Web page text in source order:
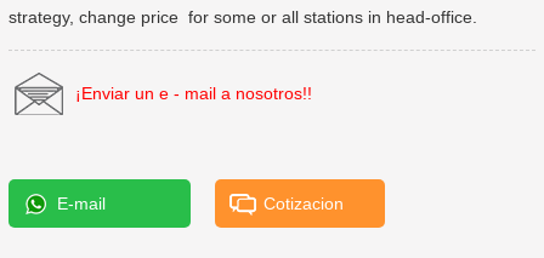
strategy, change price for some or all stations in head-office.
¡Enviar un e - mail a nosotros!!
E-mail Cotizacion